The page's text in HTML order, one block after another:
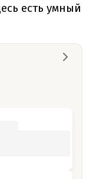
есть умный